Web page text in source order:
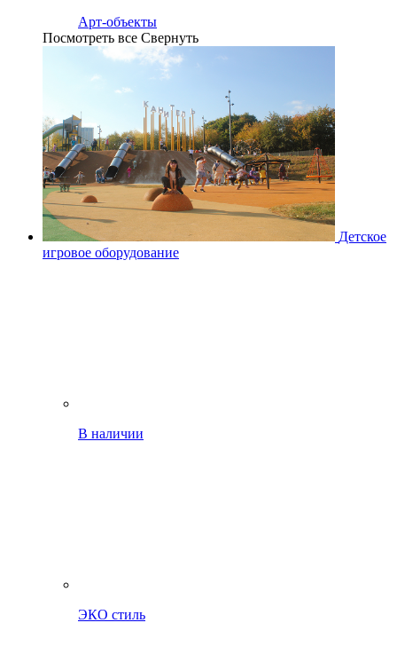
Арт-объекты
Посмотреть все Свернуть
Детское
игровое оборудование
В наличии
ЭКО стиль